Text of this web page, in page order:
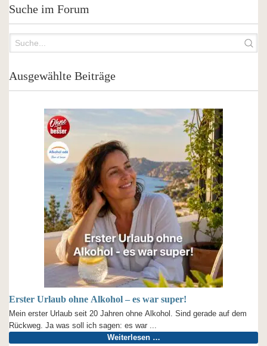
Suche im Forum
Ausgewählte Beiträge
Erster Urlaub ohne Alkohol – es war super!
Mein erster Urlaub seit 20 Jahren ohne Alkohol. Sind gerade auf dem
Rückweg. Ja was soll ich sagen: es war ...
Weiterlesen …